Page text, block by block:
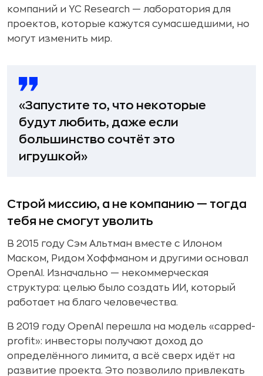
компаний и YC Research — лаборатория для
проектов, которые кажутся сумасшедшими, но
могут изменить мир.
«Запустите то, что некоторые
будут любить, даже если
большинство сочтёт это
игрушкой»
Строй миссию, а не компанию — тогда
тебя не смогут уволить
В 2015 году Сэм Альтман вместе с Илоном
Маском, Ридом Хоффманом и другими основал
OpenAI. Изначально — некоммерческая
структура: целью было создать ИИ, который
работает на благо человечества.
В 2019 году OpenAI перешла на модель «capped-
profit»: инвесторы получают доход до
определённого лимита, а всё сверх идёт на
развитие проекта. Это позволило привлекать